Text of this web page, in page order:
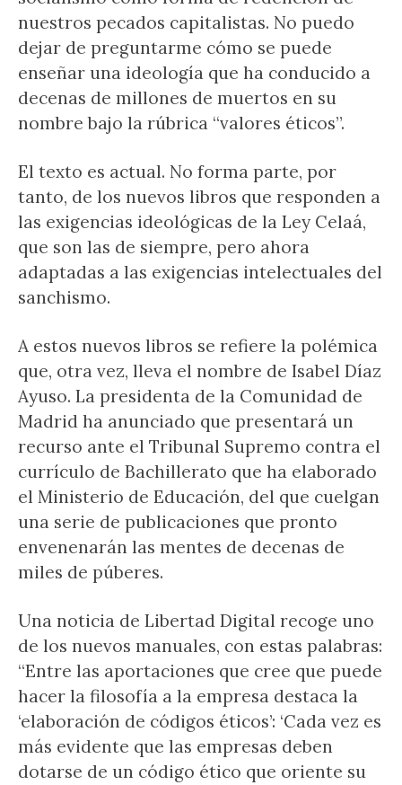
nuestros pecados capitalistas. No puedo
dejar de preguntarme cómo se puede
enseñar una ideología que ha conducido a
decenas de millones de muertos en su
nombre bajo la rúbrica “valores éticos”.
El texto es actual. No forma parte, por
tanto, de los nuevos libros que responden a
las exigencias ideológicas de la Ley Celaá,
que son las de siempre, pero ahora
adaptadas a las exigencias intelectuales del
sanchismo.
A estos nuevos libros se refiere la polémica
que, otra vez, lleva el nombre de Isabel Díaz
Ayuso. La presidenta de la Comunidad de
Madrid ha anunciado que presentará un
recurso ante el Tribunal Supremo contra el
currículo de Bachillerato que ha elaborado
el Ministerio de Educación, del que cuelgan
una serie de publicaciones que pronto
envenenarán las mentes de decenas de
miles de púberes.
Una noticia de Libertad Digital recoge uno
de los nuevos manuales, con estas palabras:
“Entre las aportaciones que cree que puede
hacer la filosofía a la empresa destaca la
‘elaboración de códigos éticos’: ‘Cada vez es
más evidente que las empresas deben
dotarse de un código ético que oriente su